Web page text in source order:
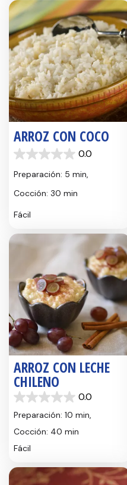
ARROZ CON COCO
0.0
0.0
de
5
estrellas.
Preparación: 5 min,
Cocción: 30 min
Fácil
ARROZ CON LECHE
CHILENO
0.0
0.0
de
estrellas.
Preparación: 10 min,
Cocción: 40 min
Fácil